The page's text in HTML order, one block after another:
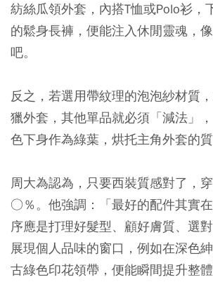
紡絲瓜領外套，內搭T恤或Polo衫，
的鬆身長褲，便能注入休閒靈魂，
吧。
反之，若選用帶紋理的泡泡紗材質
獵外套，其他單品就必須「減法」
色下身作為綠葉，烘托主角外套的質
周大為認為，只要西裝質感對了，
○％。他強調：「最好的配件其實
序應是打理好髮型、顧好膚質、選
展現個人品味的窗口，例如在深色
古綠色印花領帶，便能瞬間提升整體